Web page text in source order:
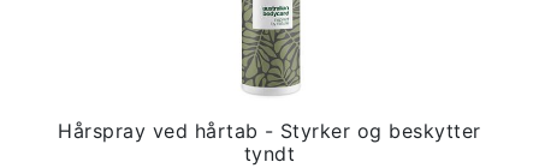
Hårspray ved hårtab - Styrker og beskytter
tyndt